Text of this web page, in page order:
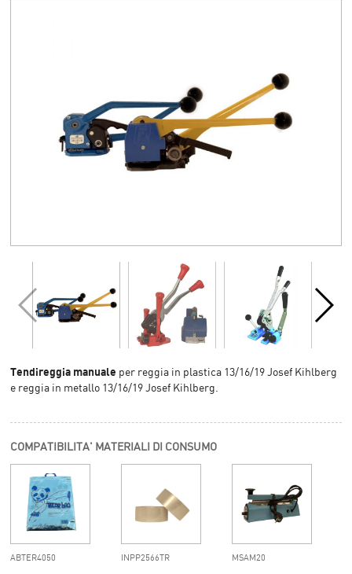
Tendireggia manuale per reggia in plastica 13/16/19 Josef Kihlberg
e reggia in metallo 13/16/19 Josef Kihlberg.
COMPATIBILITA' MATERIALI DI CONSUMO
ABTER4050 INPP2566TR MSAM20